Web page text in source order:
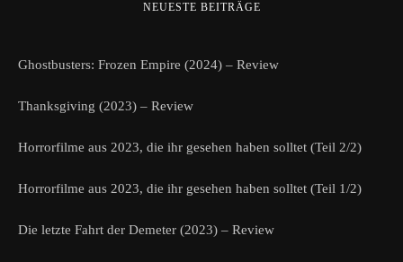
NEUESTE BEITRÄGE
Ghostbusters: Frozen Empire (2024) – Review
Thanksgiving (2023) – Review
Horrorfilme aus 2023, die ihr gesehen haben solltet (Teil 2/2)
Horrorfilme aus 2023, die ihr gesehen haben solltet (Teil 1/2)
Die letzte Fahrt der Demeter (2023) – Review